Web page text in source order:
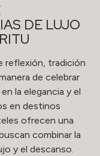
DE LUJO
reflexión, tradición
de celebrar
la elegancia y el
en destinos
ofrecen una
combinar la
y el descanso.